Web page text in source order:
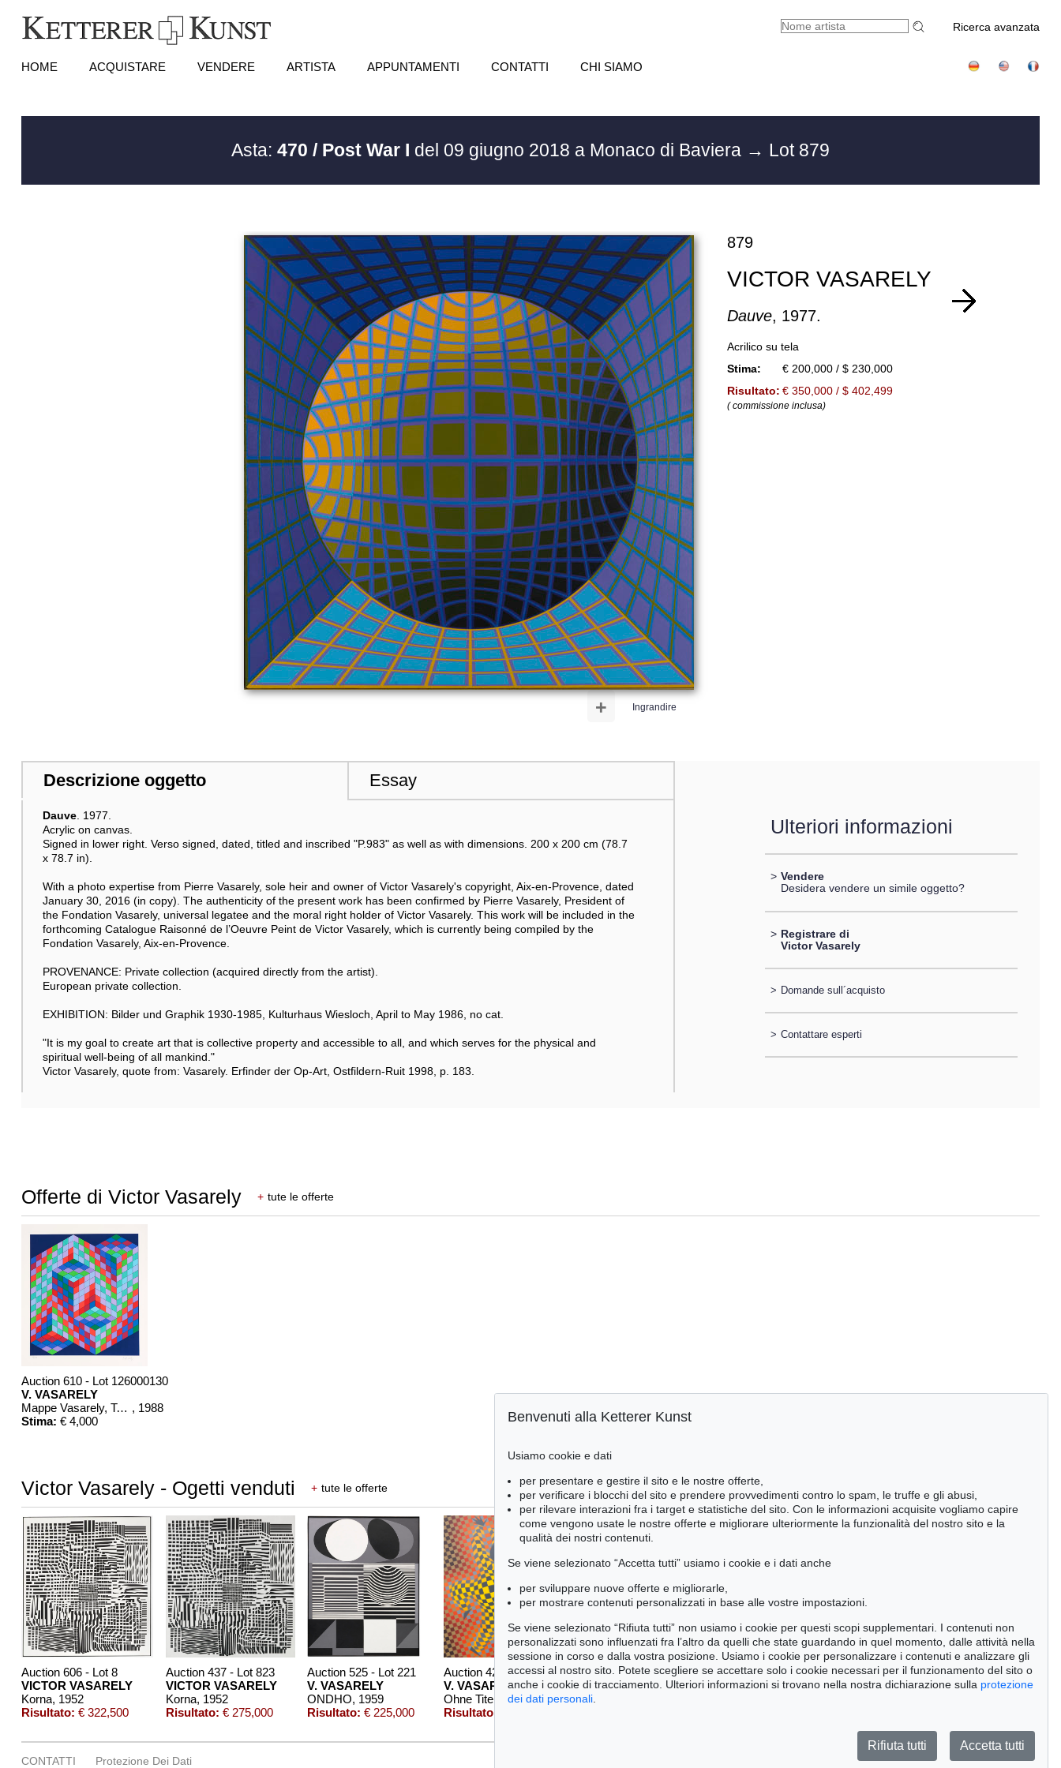
Ricerca avanzata
HOME ACQUISTARE VENDERE ARTISTA APPUNTAMENTI CONTATTI CHI SIAMO
Asta: 470 / Post War I del 09 giugno 2018 a Monaco di Baviera → Lot 879
Ingrandire
+
879
VICTOR VASARELY
Dauve, 1977.
Acrilico su tela
Stima:
€ 200,000 / $ 230,000
Risultato: € 350,000 / $ 402,499
( commissione inclusa)
Descrizione oggetto Essay
Dauve. 1977.
Acrylic on canvas.
Signed in lower right. Verso signed, dated, titled and inscribed "P.983" as well as with dimensions. 200 x 200 cm (78.7
x 78.7 in).
With a photo expertise from Pierre Vasarely, sole heir and owner of Victor Vasarely's copyright, Aix-en-Provence, dated
January 30, 2016 (in copy). The authenticity of the present work has been confirmed by Pierre Vasarely, President of
the Fondation Vasarely, universal legatee and the moral right holder of Victor Vasarely. This work will be included in the
forthcoming Catalogue Raisonné de l’Oeuvre Peint de Victor Vasarely, which is currently being compiled by the
Fondation Vasarely, Aix-en-Provence.
PROVENANCE: Private collection (acquired directly from the artist).
European private collection.
EXHIBITION: Bilder und Graphik 1930-1985, Kulturhaus Wiesloch, April to May 1986, no cat.
"It is my goal to create art that is collective property and accessible to all, and which serves for the physical and
spiritual well-being of all mankind."
Victor Vasarely, quote from: Vasarely. Erfinder der Op-Art, Ostfildern-Ruit 1998, p. 183.
Ulteriori informazioni
> Vendere
Desidera vendere un simile oggetto?
> Registrare di
Victor Vasarely
> Domande sull´acquisto
> Contattare esperti
Offerte di Victor Vasarely + tute le offerte
Auction 610 - Lot 126000130
V. VASARELY
Mappe Vasarely, Texte Otto Hahn , 1988
Stima: € 4,000
Victor Vasarely - Ogetti venduti + tute le offerte
Auction 606 - Lot 8
VICTOR VASARELY
Korna, 1952
Risultato: € 322,500
Auction 437 - Lot 823
VICTOR VASARELY
Korna, 1952
Risultato: € 275,000
Auction 525 - Lot 221
V. VASARELY
ONDHO, 1959
Risultato: € 225,000
Auction 420 - Lot 843
V. VASARELY
Ohne Titel
, 1987
Risultato:
Auction 429 - Lot 928
VICTOR VASARELY
ZETT-ZS
Auction 489 - Lot 160
V. VASARELY
Auction 437 - Lot 848
VICTOR VASARELY
CONTATTI Protezione Dei Dati
Benvenuti alla Ketterer Kunst
Usiamo cookie e dati
per presentare e gestire il sito e le nostre offerte,
per verificare i blocchi del sito e prendere provvedimenti contro lo spam, le truffe e gli abusi,
per rilevare interazioni fra i target e statistiche del sito. Con le informazioni acquisite vogliamo capire
come vengono usate le nostre offerte e migliorare ulteriormente la funzionalità del nostro sito e la
qualità dei nostri contenuti.
Se viene selezionato “Accetta tutti” usiamo i cookie e i dati anche
per sviluppare nuove offerte e migliorarle,
per mostrare contenuti personalizzati in base alle vostre impostazioni.
Se viene selezionato “Rifiuta tutti” non usiamo i cookie per questi scopi supplementari. I contenuti non
personalizzati sono influenzati fra l’altro da quelli che state guardando in quel momento, dalle attività nella
sessione in corso e dalla vostra posizione. Usiamo i cookie per personalizzare i contenuti e analizzare gli
accessi al nostro sito. Potete scegliere se accettare solo i cookie necessari per il funzionamento del sito o
anche i cookie di tracciamento. Ulteriori informazioni si trovano nella nostra dichiarazione sulla protezione
dei dati personali
Rifiuta tutti Accetta tutti